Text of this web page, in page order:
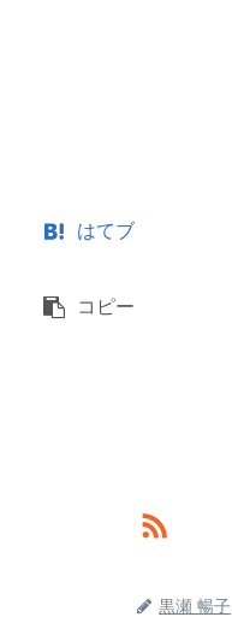
はてブ
コピー
黒瀬 暢子